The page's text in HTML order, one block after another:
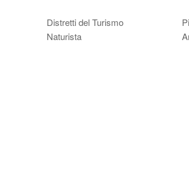
Distretti del Turismo
Naturista